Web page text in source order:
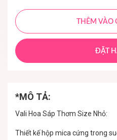
THÊM VÀO
ĐẶT
*MÔ TẢ:
Vali Hoa Sáp Thơm Size Nhỏ:
Thiết kế hộp mica cứng trong